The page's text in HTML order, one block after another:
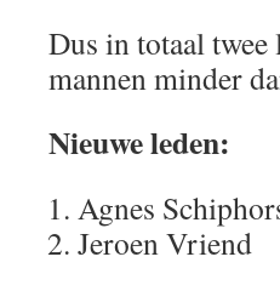
Dus in totaal
mannen minder
Nieuwe leden:
Agnes
Jeroen Vriend